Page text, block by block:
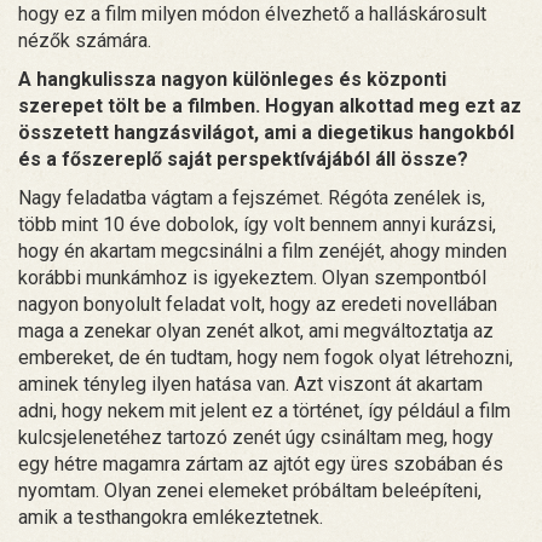
hogy ez a film milyen módon élvezhető a halláskárosult
nézők számára.
A hangkulissza nagyon különleges és központi
szerepet tölt be a filmben. Hogyan alkottad meg ezt az
összetett hangzásvilágot, ami a diegetikus hangokból
és a főszereplő saját perspektívájából áll össze?
Nagy feladatba vágtam a fejszémet. Régóta zenélek is,
több mint 10 éve dobolok, így volt bennem annyi kurázsi,
hogy én akartam megcsinálni a film zenéjét, ahogy minden
korábbi munkámhoz is igyekeztem. Olyan szempontból
nagyon bonyolult feladat volt, hogy az eredeti novellában
maga a zenekar olyan zenét alkot, ami megváltoztatja az
embereket, de én tudtam, hogy nem fogok olyat létrehozni,
aminek tényleg ilyen hatása van. Azt viszont át akartam
adni, hogy nekem mit jelent ez a történet, így például a film
kulcsjelenetéhez tartozó zenét úgy csináltam meg, hogy
egy hétre magamra zártam az ajtót egy üres szobában és
nyomtam. Olyan zenei elemeket próbáltam beleépíteni,
amik a testhangokra emlékeztetnek.